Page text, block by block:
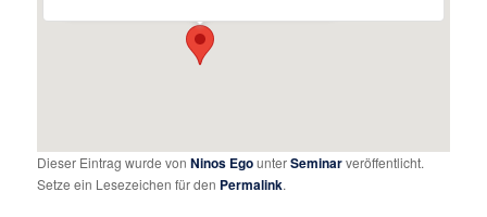
Dieser Eintrag wurde vonNinos EgounterSeminarveröffentlicht.
Setze ein Lesezeichen für den Permalink.